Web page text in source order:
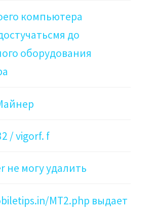
компьютера
до
оборудования
/ vigorf. f
не могу удалить
MT2.php выдает